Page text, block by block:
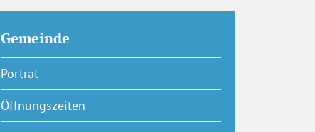
Gemeinde
Porträt
Öffnungszeiten